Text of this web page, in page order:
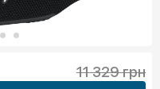
11 329 грн